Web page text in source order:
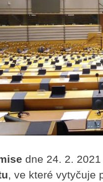
dne 24. 2.
, ve které